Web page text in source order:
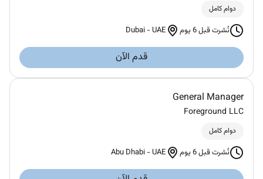
دوام كامل
نُشرت قبل 6 يوم Dubai -UAE
قدم الآن
General Manager
Foreground LLC
دوام كامل
نُشرت قبل 6 يوم Abu Dhabi -UAE